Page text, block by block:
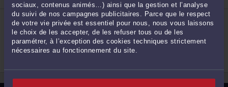
sociaux, contenus animés…) ainsi que la gestion et l’analyse
du suivi de nos campagnes publicitaires. Parce que le respect
de votre vie privée est essentiel pour nous, nous vous laissons
le choix de les accepter, de les refuser tous ou de les
paramétrer, à l’exception des cookies techniques strictement
nécessaires au fonctionnement du site.
2 ME SIMON SPRIET
37, rue du Molinel 59290 WASQUEHAL
Accepte les consultations vidéo
Droit public
Droit immobilier